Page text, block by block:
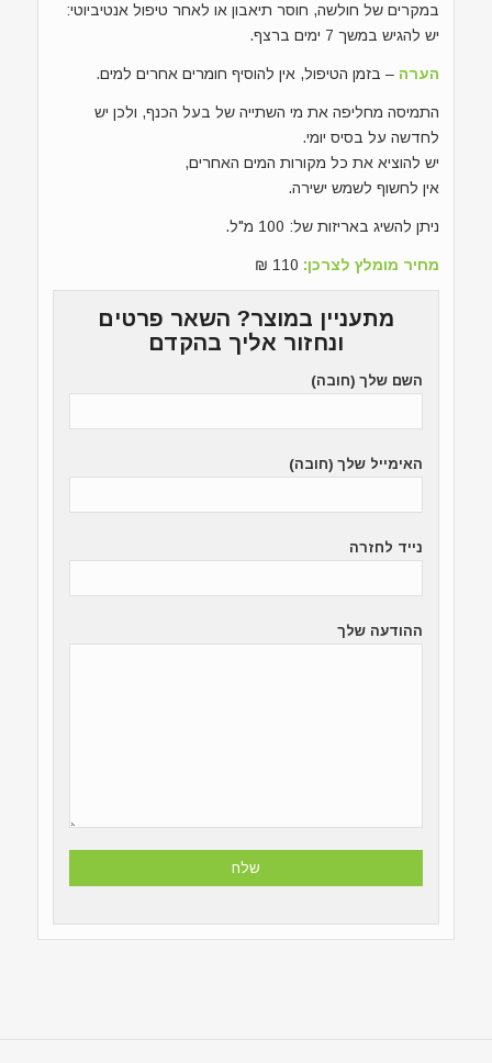
במקרים של חולשה, חוסר תיאבון או לאחר טיפול אנטיביוטי:
יש להגיש במשך 7 ימים ברצף.
הערה – בזמן הטיפול, אין להוסיף חומרים אחרים למים.
התמיסה מחליפה את מי השתייה של בעל הכנף, ולכן יש
לחדשה על בסיס יומי.
יש להוציא את כל מקורות המים האחרים,
אין לחשוף לשמש ישירה.
ניתן להשיג באריזות של: 100 מ"ל.
מחיר מומלץ לצרכן:
מתעניין במוצר? השאר פרטים
ונחזור אליך בהקדם
השם שלך (חובה)
האימייל שלך (חובה)
נייד לחזרה
ההודעה שלך